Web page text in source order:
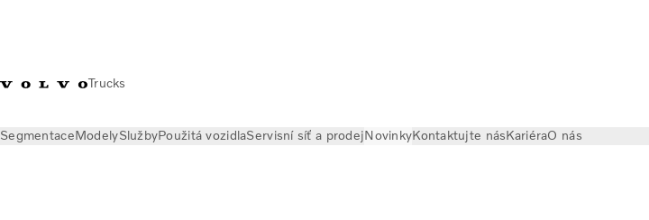
Trucks
SegmentaceModelySlužbyPoužitá vozidlaServisní síť a prodejNovinkyKontaktujte násKariéraO nás